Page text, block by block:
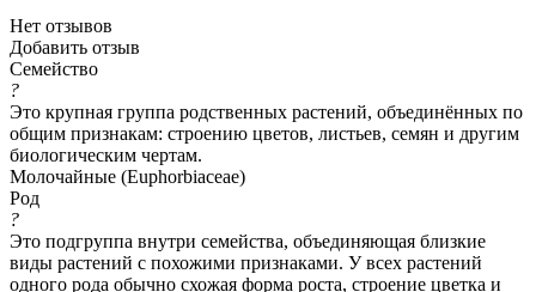
Нет отзывов
Добавить отзыв
Семейство
?
Это крупная группа родственных растений, объединённых по
общим признакам: строению цветов, листьев, семян и другим
биологическим чертам.
Молочайные (Euphorbiaceae)
Род
?
Это подгруппа внутри семейства, объединяющая близкие
виды растений с похожими признаками. У всех растений
одного рода обычно схожая форма роста, строение цветка и